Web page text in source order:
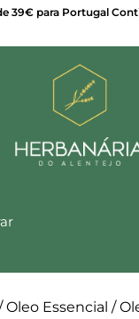
39€ para Portugal
Oleo Essencial /